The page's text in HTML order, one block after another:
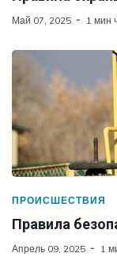
Май 07, 2025 1 мин
ПРОИСШЕСТВИЯ
Правила
Апрель 09, 2025 1